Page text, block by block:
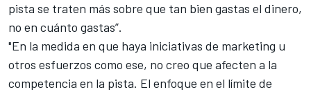
pista se traten más sobre que tan bien gastas el dinero,
no en cuánto gastas”.
"En la medida en que haya iniciativas de marketing u
otros esfuerzos como ese, no creo que afecten a la
competencia en la pista. El enfoque en el límite de